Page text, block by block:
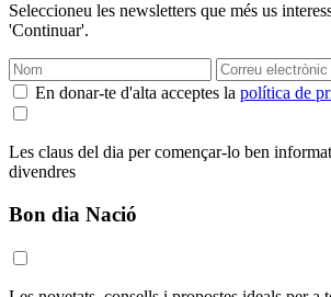
Seleccioneu les newsletters que més us
'Continuar'.
En donar-te d'alta acceptes la política de
Les claus del dia per començar-lo ben
divendres
Bon dia Nació